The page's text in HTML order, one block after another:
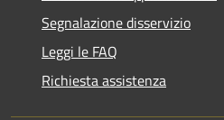
Segnalazione disservizio
Leggi le FAQ
Richiesta assistenza